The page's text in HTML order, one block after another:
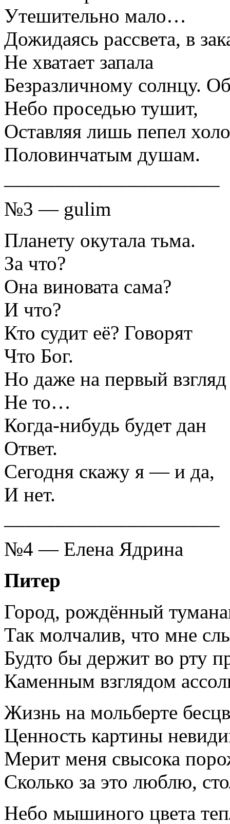
Утешительно мало…
Дожидаясь рассвета, в
Не хватает запала
Безразличному солнцу.
Небо проседью тушит,
Оставляя лишь пепел
Половинчатым душам.
№3 — gulim
Планету окутала тьма.
За что?
Она виновата сама?
И что?
Кто судит её? Говорят
Что Бог.
Но даже на первый
Не то…
Когда-нибудь будет дан
Ответ.
Сегодня скажу я — и да,
И нет.
№4 — Елена Ядрина
Питер
Город, рождённый
Так молчалив, что мне
Будто бы держит во рту
Каменным взглядом
Жизнь на мольберте
Ценность картины
Мерит меня свысока
Сколько за это люблю,
Небо мышиного цвета